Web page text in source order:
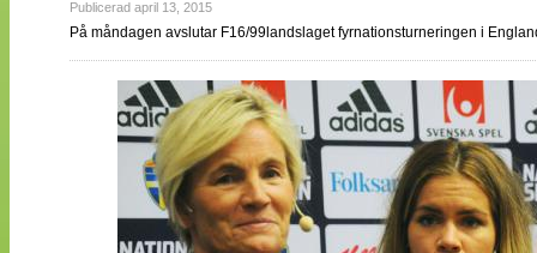
Publicerad april 13, 2015
På måndagen avslutar F16/99landslaget fyrnationsturneringen i